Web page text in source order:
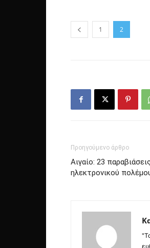
1 2
Προηγούμενο άρθρο
Αιγαίο: 23
ηλεκτρονικού